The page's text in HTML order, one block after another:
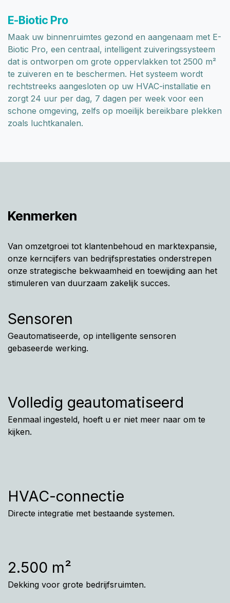
E-Biotic Pro
Maak uw binnenruimtes gezond en aangenaam met E-
Biotic Pro, een centraal, intelligent zuiveringssysteem
dat is ontworpen om grote oppervlakken tot 2500 m²
te zuiveren en te beschermen. Het systeem wordt
rechtstreeks aangesloten op uw HVAC-installatie en
zorgt 24 uur per dag, 7 dagen per week voor een
schone omgeving, zelfs op moeilijk bereikbare plekken
zoals luchtkanalen.
Kenmerken
Van omzetgroei tot klantenbehoud en marktexpansie,
onze kerncijfers van bedrijfsprestaties onderstrepen
onze strategische bekwaamheid en toewijding aan het
stimuleren van duurzaam zakelijk succes.
Sensoren
Geautomatiseerde, op intelligente sensoren
gebaseerde werking.
Volledig geautomatiseerd
Eenmaal ingesteld, hoeft u er niet meer naar om te
kijken.
HVAC-connectie
Directe integratie met bestaande systemen.
2.500 m²
Dekking voor grote bedrijfsruimten.